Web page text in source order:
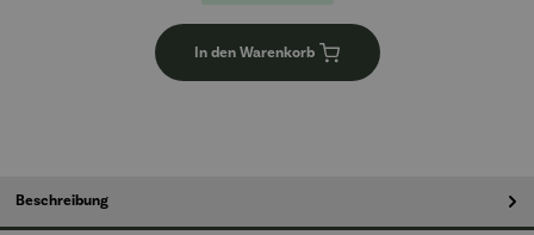
In den Warenkorb
Beschreibung